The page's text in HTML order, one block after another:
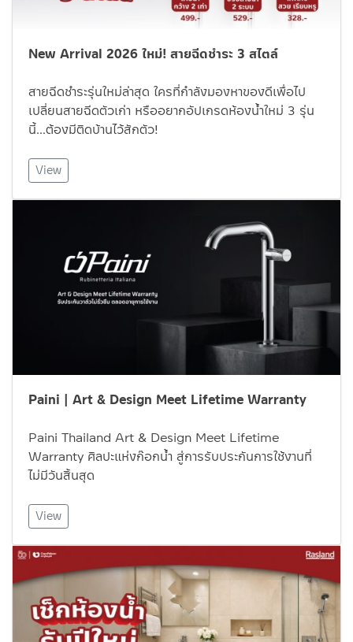
New Arrival 2026 ใหม่! สายฉีดชำระ 3 สไตล์
สายฉีดชำระรุ่นใหม่ล่าสุด ใครที่กำลังมองหาของดีเพื่อไป
เปลี่ยนสายฉีดตัวเก่า หรืออยากอัปเกรดห้องน้ำใหม่ 3 รุ่น
นี้…ต้องมีติดบ้านไว้สักตัว!
View
Paini | Art & Design Meet Lifetime Warranty
Paini Thailand Art & Design Meet Lifetime
Warranty ศิลปะแห่งก๊อกน้ำ สู่การรับประกันการใช้งานที่
ไม่มีวันสิ้นสุด
View